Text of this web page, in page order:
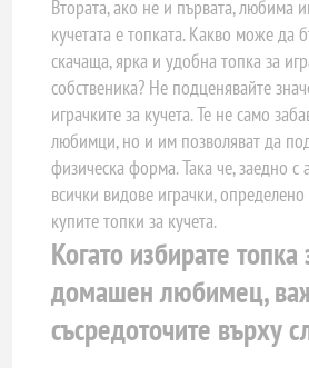
Втората, ако не и първата, любима
кучетата е топката. Какво може да
скачаща, ярка и удобна топка за
собственика? Не подценявайте
играчките за кучета. Те не само
любимци, но и им позволяват да
физическа форма. Така че, заедно с
всички видове играчки,
купите топки за кучета.
Когато избирате
домашен любимец,
съсредоточите върху